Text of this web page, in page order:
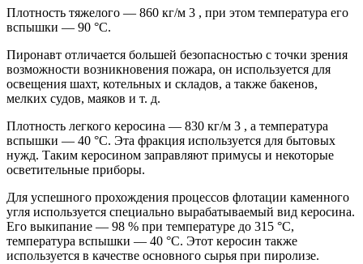
Плотность тяжелого — 860 кг/м 3 , при этом температура его
вспышки — 90 °С.
Пиронавт отличается большей безопасностью с точки зрения
возможности возникновения пожара, он используется для
освещения шахт, котельных и складов, а также бакенов,
мелких судов, маяков и т. д.
Плотность легкого керосина — 830 кг/м 3 , а температура
вспышки — 40 °С. Эта фракция используется для бытовых
нужд. Таким керосином заправляют примусы и некоторые
осветительные приборы.
Для успешного прохождения процессов флотации каменного
угля используется специально вырабатываемый вид керосина.
Его выкипание — 98 % при температуре до 315 °С,
температура вспышки — 40 °С. Этот керосин также
используется в качестве основного сырья при пиролизе.